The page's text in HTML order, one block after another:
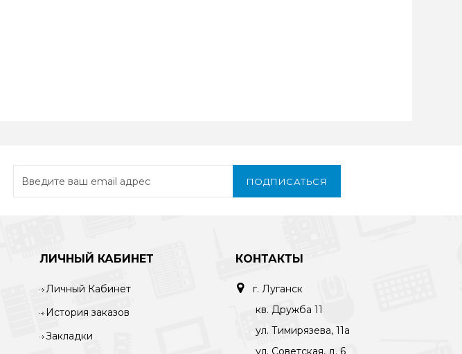
ПОДПИСАТЬСЯ
ЛИЧНЫЙ КАБИНЕТ
Личный Кабинет
История заказов
Закладки
КОНТАКТЫ
г. Луганск
кв. Дружба 11
ул. Тимирязева, 11а
ул. Советская, д. 6